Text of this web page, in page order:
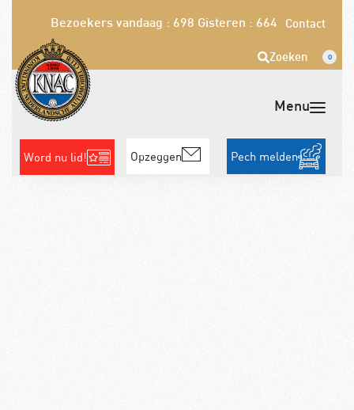
Bezoekers vandaag : 698 Gisteren : 664 Contact
Zoeken 0
Word nu lid! Opzeggen Pech melden